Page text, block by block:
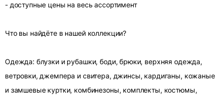
- доступные цены на весь ассортимент
Что вы найдёте в нашей коллекции?
Одежда: блузки и рубашки, боди, брюки, верхняя одежда,
ветровки, джемпера и свитера, джинсы, кардиганы, кожаные
и замшевые куртки, комбинезоны, комплекты, костюмы,